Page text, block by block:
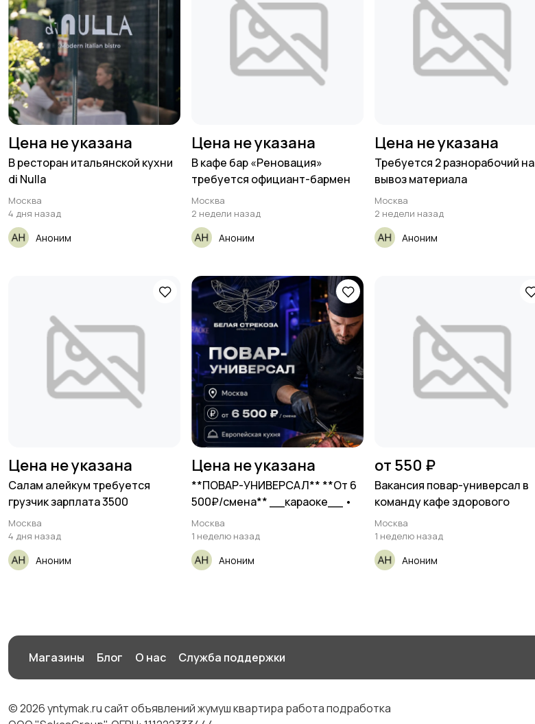
Цена не указана
В ресторан итальянской кухни
di Nulla
Москва
4 дня назад
Аноним
Цена не указана
В кафе бар «Реновация»
требуется официант-бармен
Москва
2 недели назад
Аноним
Цена не указана
Требуется 2 разнорабочий на
вывоз материала
Москва
2 недели назад
Аноним
Цена не указана
Салам алейкум требуется
грузчик зарплата 3500
Москва
4 дня назад
Аноним
Цена не указана
**ПОВАР-УНИВЕРСАЛ** **От 6
500₽/смена** __караоке__ •
Москва
1 неделю назад
Аноним
от 550 ₽
Вакансия повар-универсал в
команду кафе здорового
Москва
1 неделю назад
Аноним
Магазины Блог О нас Служба поддержки
© 2026 yntymak.ru сайт объявлений жумуш квартира работа подработка